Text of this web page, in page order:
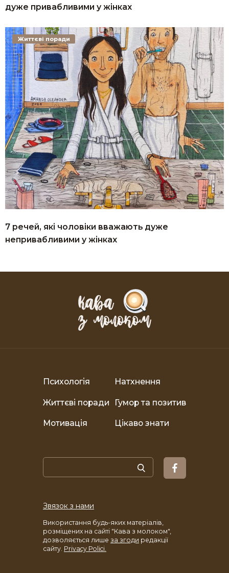
дуже привабливими у жінках
7 речей, які чоловіки вважають дуже
непривабливими у жінках
Життєві поради
Психологія Натхнення
Життєві поради Гумор та позитив
Мотивація Цікаво знати
Звязок з нами
Використання будь-яких матеріалів,
розміщених на сайті "Кава з молоком",
дозволяється лише за згоди редакції
сайту. Privacy Polici.